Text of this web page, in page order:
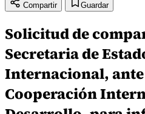
Compartir
Guardar
Solicitud de
Secretaria de
Internacional,
Cooperación